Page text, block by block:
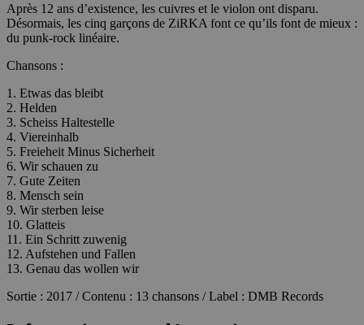
Après 12 ans d’existence, les cuivres et le violon ont disparu.
Désormais, les cinq garçons de ZiRKA font ce qu’ils font de mieux :
du punk-rock linéaire.
Chansons :
1. Etwas das bleibt
2. Helden
3. Scheiss Haltestelle
4. Viereinhalb
5. Freieheit Minus Sicherheit
6. Wir schauen zu
7. Gute Zeiten
8. Mensch sein
9. Wir sterben leise
10. Glatteis
11. Ein Schritt zuwenig
12. Aufstehen und Fallen
13. Genau das wollen wir
Sortie : 2017 / Contenu : 13 chansons / Label : DMB Records